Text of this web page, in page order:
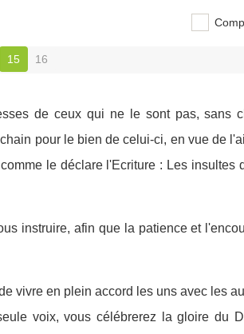
15 16
de ceux qui ne le sont pas, sans
pour le bien de celui-ci, en vue de
le déclare l'Ecriture : Les insultes
instruire, afin que la patience et
vivre en plein accord les uns avec les
voix, vous célébrerez la gloire du